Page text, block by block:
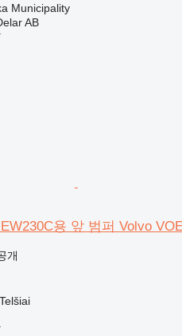
Municipality
AB
용 앞 범퍼 Volvo
개